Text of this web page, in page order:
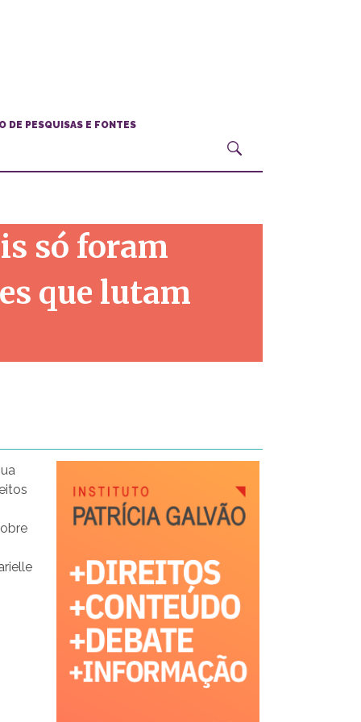
DE PESQUISAS E FONTES
só foram
que lutam